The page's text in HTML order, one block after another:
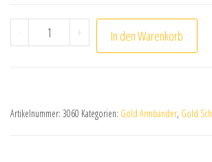
- Gold Armband 8 k 333 Gelbgold
+ In den Warenkorb
Artikelnummer: 3060 Kategorien: Gold Armbänder, Gold